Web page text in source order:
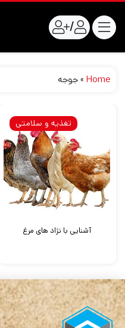
/
Home
»جوجه
آشنایی با نژاد های مرغ
تغذیه و سلامتی